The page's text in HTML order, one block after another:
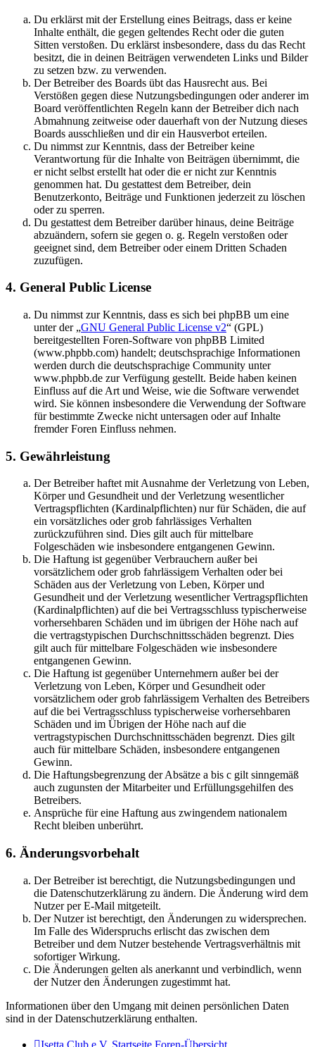
Du erklärst mit der Erstellung eines Beitrags, dass er keine
Inhalte enthält, die gegen geltendes Recht oder die guten
Sitten verstoßen. Du erklärst insbesondere, dass du das Recht
besitzt, die in deinen Beiträgen verwendeten Links und Bilder
zu setzen bzw. zu verwenden.
Der Betreiber des Boards übt das Hausrecht aus. Bei
Verstößen gegen diese Nutzungsbedingungen oder anderer im
Board veröffentlichten Regeln kann der Betreiber dich nach
Abmahnung zeitweise oder dauerhaft von der Nutzung dieses
Boards ausschließen und dir ein Hausverbot erteilen.
Du nimmst zur Kenntnis, dass der Betreiber keine
Verantwortung für die Inhalte von Beiträgen übernimmt, die
er nicht selbst erstellt hat oder die er nicht zur Kenntnis
genommen hat. Du gestattest dem Betreiber, dein
Benutzerkonto, Beiträge und Funktionen jederzeit zu löschen
oder zu sperren.
Du gestattest dem Betreiber darüber hinaus, deine Beiträge
abzuändern, sofern sie gegen o. g. Regeln verstoßen oder
geeignet sind, dem Betreiber oder einem Dritten Schaden
zuzufügen.
4. General Public License
Du nimmst zur Kenntnis, dass es sich bei phpBB um eine
unter der „GNU General Public License v2“ (GPL)
bereitgestellten Foren-Software von phpBB Limited
(www.phpbb.com) handelt; deutschsprachige Informationen
werden durch die deutschsprachige Community unter
www.phpbb.de zur Verfügung gestellt. Beide haben keinen
Einfluss auf die Art und Weise, wie die Software verwendet
wird. Sie können insbesondere die Verwendung der Software
für bestimmte Zwecke nicht untersagen oder auf Inhalte
fremder Foren Einfluss nehmen.
5. Gewährleistung
Der Betreiber haftet mit Ausnahme der Verletzung von Leben,
Körper und Gesundheit und der Verletzung wesentlicher
Vertragspflichten (Kardinalpflichten) nur für Schäden, die auf
ein vorsätzliches oder grob fahrlässiges Verhalten
zurückzuführen sind. Dies gilt auch für mittelbare
Folgeschäden wie insbesondere entgangenen Gewinn.
Die Haftung ist gegenüber Verbrauchern außer bei
vorsätzlichem oder grob fahrlässigem Verhalten oder bei
Schäden aus der Verletzung von Leben, Körper und
Gesundheit und der Verletzung wesentlicher Vertragspflichten
(Kardinalpflichten) auf die bei Vertragsschluss typischerweise
vorhersehbaren Schäden und im übrigen der Höhe nach auf
die vertragstypischen Durchschnittsschäden begrenzt. Dies
gilt auch für mittelbare Folgeschäden wie insbesondere
entgangenen Gewinn.
Die Haftung ist gegenüber Unternehmern außer bei der
Verletzung von Leben, Körper und Gesundheit oder
vorsätzlichem oder grob fahrlässigem Verhalten des Betreibers
auf die bei Vertragsschluss typischerweise vorhersehbaren
Schäden und im Übrigen der Höhe nach auf die
vertragstypischen Durchschnittsschäden begrenzt. Dies gilt
auch für mittelbare Schäden, insbesondere entgangenen
Gewinn.
Die Haftungsbegrenzung der Absätze a bis c gilt sinngemäß
auch zugunsten der Mitarbeiter und Erfüllungsgehilfen des
Betreibers.
Ansprüche für eine Haftung aus zwingendem nationalem
Recht bleiben unberührt.
6. Änderungsvorbehalt
Der Betreiber ist berechtigt, die Nutzungsbedingungen und
die Datenschutzerklärung zu ändern. Die Änderung wird dem
Nutzer per E-Mail mitgeteilt.
Der Nutzer ist berechtigt, den Änderungen zu widersprechen.
Im Falle des Widerspruchs erlischt das zwischen dem
Betreiber und dem Nutzer bestehende Vertragsverhältnis mit
sofortiger Wirkung.
Die Änderungen gelten als anerkannt und verbindlich, wenn
der Nutzer den Änderungen zugestimmt hat.
Informationen über den Umgang mit deinen persönlichen Daten
sind in der Datenschutzerklärung enthalten.
Isetta Club e.V. Startseite Foren-Übersicht